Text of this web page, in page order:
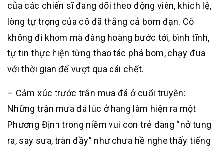
của các chiến sĩ đang dõi theo động viên, khích lệ,
lòng tự trọng của cô đã thắng cả bom đạn. Cô
không đi khom mà đàng hoàng bước tới, bình tĩnh,
tự tin thực hiện từng thao tác phá bom, chạy đua
với thời gian để vượt qua cái chết.
– Cảm xúc trước trận mưa đá ở cuối truyện:
Những trận mưa đá lúc ở hang làm hiện ra một
Phương Định trong niềm vui con trẻ đang “nở tung
ra, say sưa, tràn đầy” như chưa hề nghe thấy tiếng